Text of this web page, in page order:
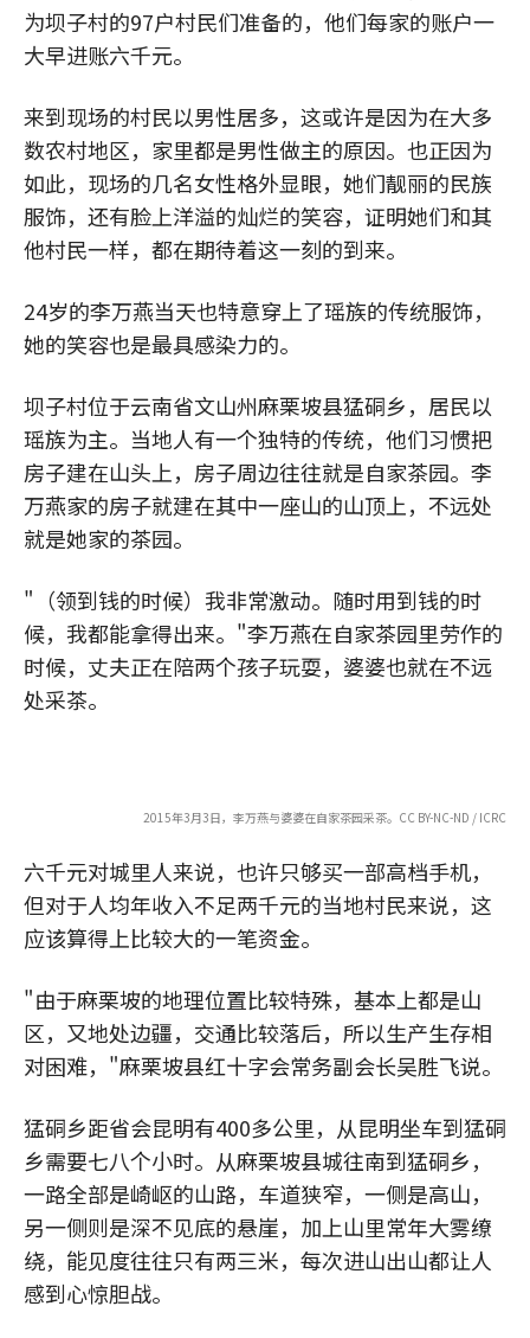
为坝子村的97户村民们准备的，他们每家的账户一
大早进账六千元。
来到现场的村民以男性居多，这或许是因为在大多
数农村地区，家里都是男性做主的原因。也正因为
如此，现场的几名女性格外显眼，她们靓丽的民族
服饰，还有脸上洋溢的灿烂的笑容，证明她们和其
他村民一样，都在期待着这一刻的到来。
24岁的李万燕当天也特意穿上了瑶族的传统服饰，
她的笑容也是最具感染力的。
坝子村位于云南省文山州麻栗坡县猛硐乡，居民以
瑶族为主。当地人有一个独特的传统，他们习惯把
房子建在山头上，房子周边往往就是自家茶园。李
万燕家的房子就建在其中一座山的山顶上，不远处
就是她家的茶园。
"（领到钱的时候）我非常激动。随时用到钱的时
候，我都能拿得出来。"李万燕在自家茶园里劳作的
时候，丈夫正在陪两个孩子玩耍，婆婆也就在不远
处采茶。
2015年3月3日，李万燕与婆婆在自家茶园采茶。CC BY-NC-ND / ICRC
六千元对城里人来说，也许只够买一部高档手机，
但对于人均年收入不足两千元的当地村民来说，这
应该算得上比较大的一笔资金。
"由于麻栗坡的地理位置比较特殊，基本上都是山
区，又地处边疆，交通比较落后，所以生产生存相
对困难，"麻栗坡县红十字会常务副会长吴胜飞说。
猛硐乡距省会昆明有400多公里，从昆明坐车到猛硐
乡需要七八个小时。从麻栗坡县城往南到猛硐乡，
一路全部是崎岖的山路，车道狭窄，一侧是高山，
另一侧则是深不见底的悬崖，加上山里常年大雾缭
绕，能见度往往只有两三米，每次进山出山都让人
感到心惊胆战。